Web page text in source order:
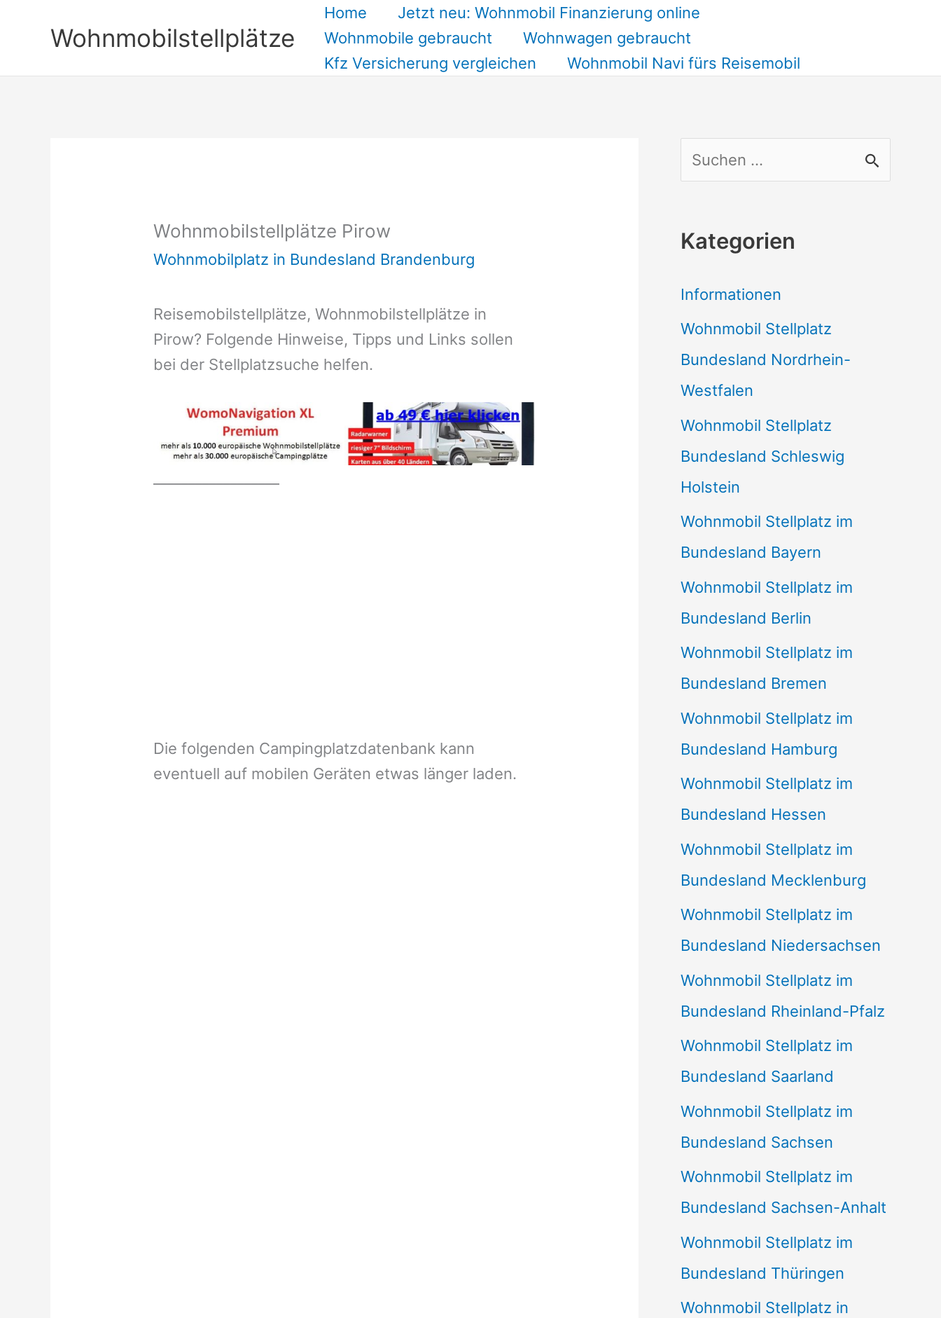
Wohnmobilstellplätze
Home
Jetzt neu: Wohnmobil Finanzierung online
Wohnmobile gebraucht
Wohnwagen gebraucht
Kfz Versicherung vergleichen
Wohnmobil Navi fürs Reisemobil
Wohnmobilstellplätze Pirow
Wohnmobilplatz in Bundesland Brandenburg
Reisemobilstellplätze, Wohnmobilstellplätze in
Pirow? Folgende Hinweise, Tipps und Links sollen
bei der Stellplatzsuche helfen.
Die folgenden Campingplatzdatenbank kann
eventuell auf mobilen Geräten etwas länger laden.
u
h
n
a
c
h
:
Kategorien
Informationen
Wohnmobil Stellplatz
Bundesland Nordrhein-
Westfalen
Wohnmobil Stellplatz
Bundesland Schleswig
Holstein
Wohnmobil Stellplatz im
Bundesland Bayern
Wohnmobil Stellplatz im
Bundesland Berlin
Wohnmobil Stellplatz im
Bundesland Bremen
Wohnmobil Stellplatz im
Bundesland Hamburg
Wohnmobil Stellplatz im
Bundesland Hessen
Wohnmobil Stellplatz im
Bundesland Mecklenburg
Wohnmobil Stellplatz im
Bundesland Niedersachsen
Wohnmobil Stellplatz im
Bundesland Rheinland-Pfalz
Wohnmobil Stellplatz im
Bundesland Saarland
Wohnmobil Stellplatz im
Bundesland Sachsen
Wohnmobil Stellplatz im
Bundesland Sachsen-Anhalt
Wohnmobil Stellplatz im
Bundesland Thüringen
Wohnmobil Stellplatz in